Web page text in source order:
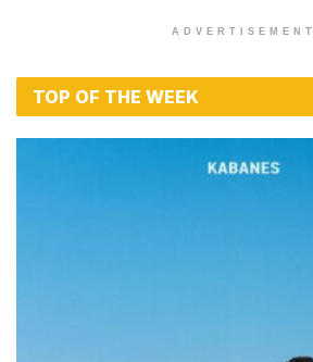
ADVERTISEMENT
TOP OF THE WEEK